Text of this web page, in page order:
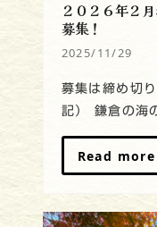
２０２６年２
募集！
2025/11/29
募集は締め
記） 鎌倉の海
Read more